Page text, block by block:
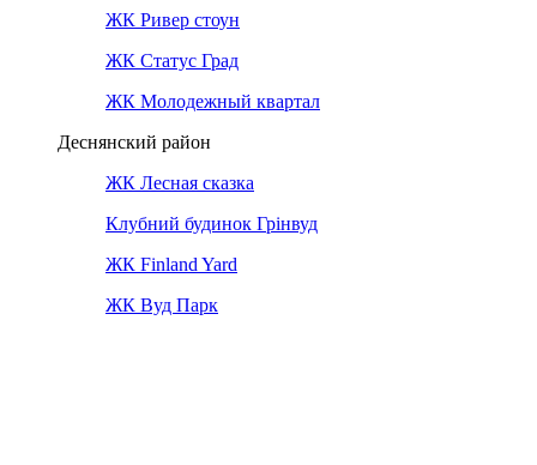
ЖК Ривер стоун
ЖК Статус Град
ЖК Молодежный квартал
Деснянский район
ЖК Лесная сказка
Клубний будинок Грінвуд
ЖК Finland Yard
ЖК Вуд Парк